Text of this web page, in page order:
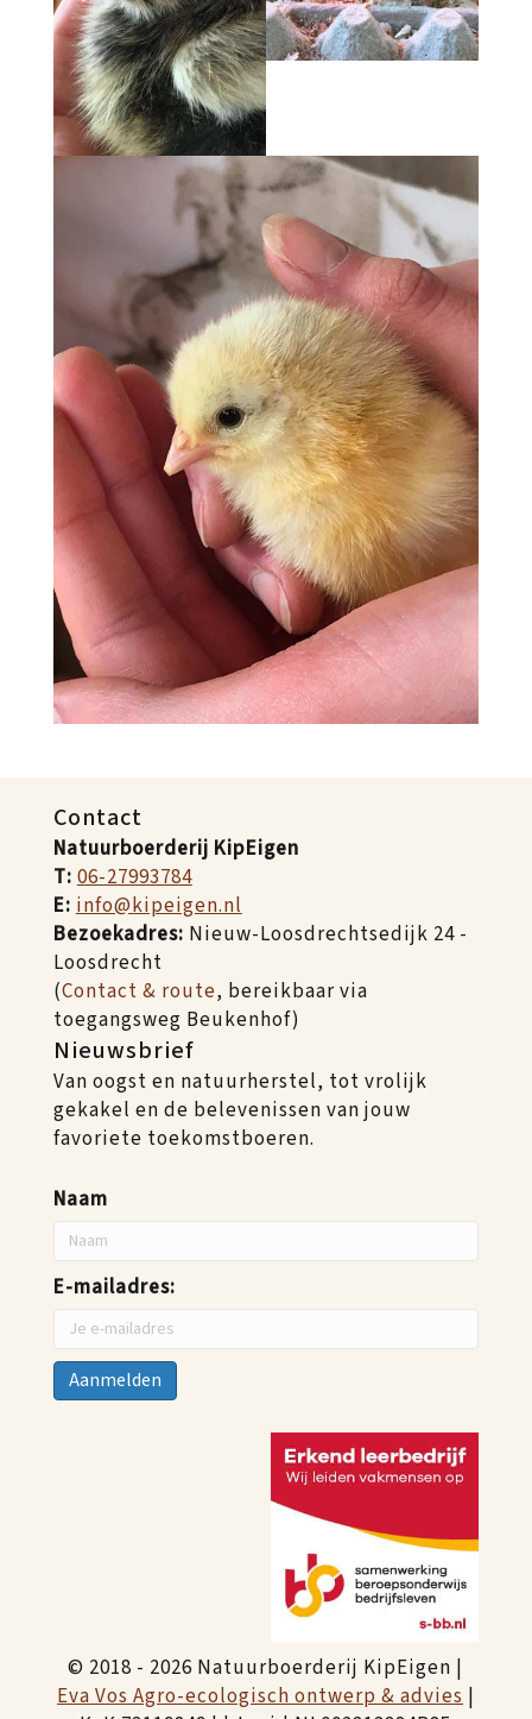
Contact
Natuurboerderij KipEigen
T:06-27993784
E:info@kipeigen.nl
Bezoekadres: Nieuw-Loosdrechtsedijk 24 -
Loosdrecht
(Contact & route, bereikbaar via
toegangsweg Beukenhof)
Nieuwsbrief
Van oogst en natuurherstel, tot vrolijk
gekakel en de belevenissen van jouw
favoriete toekomstboeren.
Naam
E-mailadres:
© 2018 - 2026 Natuurboerderij KipEigen |
Eva Vos Agro-ecologisch ontwerp & advies|